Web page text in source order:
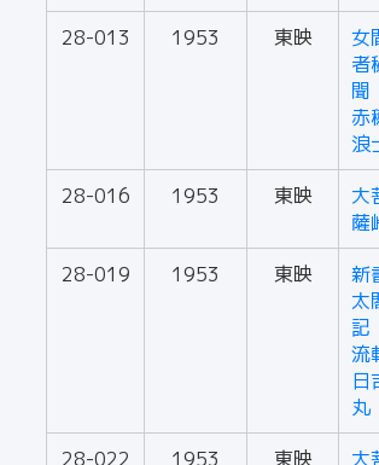
28-013 1953 東映
女
者
聞
赤
浪
28-016 1953 東映
大
薩
28-019
1953 東映
新
太
記
流
日
丸
28-022 1953 東映
大